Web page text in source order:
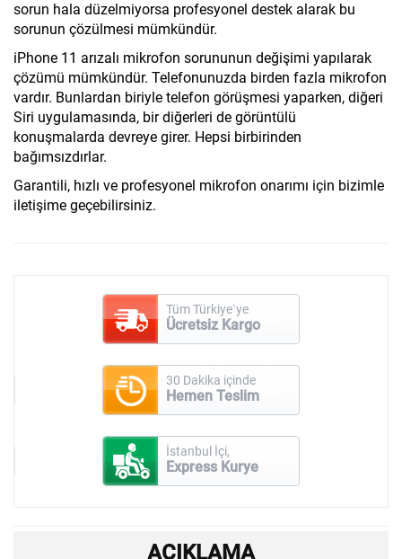
sorun hala düzelmiyorsa profesyonel destek alarak bu
sorunun çözülmesi mümkündür.
iPhone 11 arızalı mikrofon sorununun değişimi yapılarak
çözümü mümkündür. Telefonunuzda birden fazla mikrofon
vardır. Bunlardan biriyle telefon görüşmesi yaparken, diğeri
Siri uygulamasında, bir diğerleri de görüntülü
konuşmalarda devreye girer. Hepsi birbirinden
bağımsızdırlar.
Garantili, hızlı ve profesyonel mikrofon onarımı için bizimle
iletişime geçebilirsiniz.
Tüm Türkiye`ye
Ücretsiz Kargo
30 Dakika içinde
Hemen Teslim
İstanbul İçi,
Express Kurye
AÇIKLAMA